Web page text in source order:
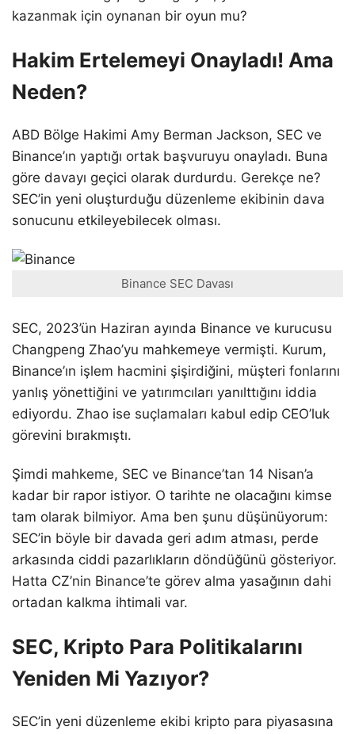
kazanmak için oynanan bir oyun mu?
Hakim Ertelemeyi Onayladı! Ama
Neden?
ABD Bölge Hakimi Amy Berman Jackson, SEC ve
Binance’ın yaptığı ortak başvuruyu onayladı. Buna
göre davayı geçici olarak durdurdu. Gerekçe ne?
SEC’in yeni oluşturduğu düzenleme ekibinin dava
sonucunu etkileyebilecek olması.
Binance SEC Davası
SEC, 2023’ün Haziran ayında Binance ve kurucusu
Changpeng Zhao’yu mahkemeye vermişti. Kurum,
Binance’ın işlem hacmini şişirdiğini, müşteri fonlarını
yanlış yönettiğini ve yatırımcıları yanılttığını iddia
ediyordu. Zhao ise suçlamaları kabul edip CEO’luk
görevini bırakmıştı.
Şimdi mahkeme, SEC ve Binance’tan 14 Nisan’a
kadar bir rapor istiyor. O tarihte ne olacağını kimse
tam olarak bilmiyor. Ama ben şunu düşünüyorum:
SEC’in böyle bir davada geri adım atması, perde
arkasında ciddi pazarlıkların döndüğünü gösteriyor.
Hatta CZ’nin Binance’te görev alma yasağının dahi
ortadan kalkma ihtimali var.
SEC, Kripto Para Politikalarını
Yeniden Mi Yazıyor?
SEC’in yeni düzenleme ekibi kripto para piyasasına